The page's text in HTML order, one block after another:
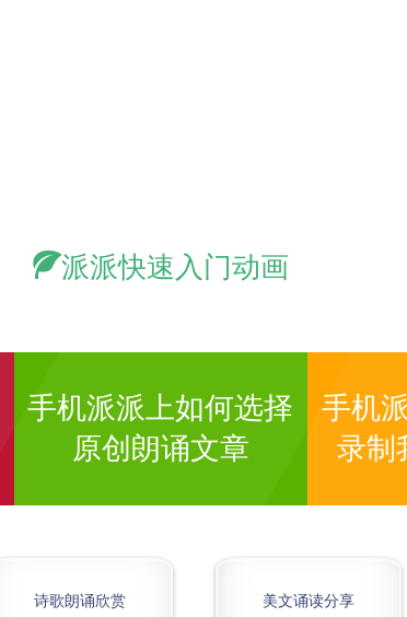
派派快速入门动画
手机派派上如何选择
原创朗诵文章
手机
录制
诗歌朗诵欣赏 美文诵读分享